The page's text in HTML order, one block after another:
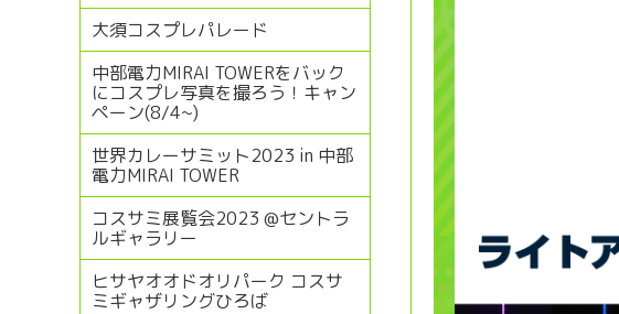
大須コスプレパレード
中部電力MIRAI TOWERをバック
にコスプレ写真を撮ろう！キャン
ペーン(8/4~)
世界カレーサミット2023 in 中部
電力MIRAI TOWER
コスサミ展覧会2023 @セントラ
ルギャラリー
ヒサヤオオドオリパーク コスサ
ミギャザリングひろば